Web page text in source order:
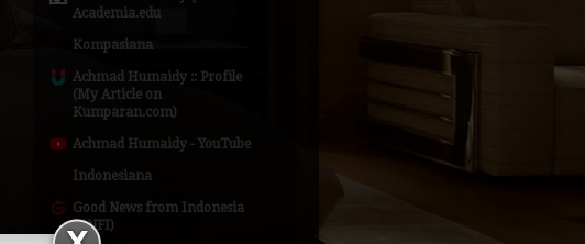
Academia.edu
Kompasiana
Achmad Humaidy :: Profile
(My Article on
Kumparan.com)
Achmad Humaidy - YouTube
Indonesiana
Good News from Indonesia
(GNFI)